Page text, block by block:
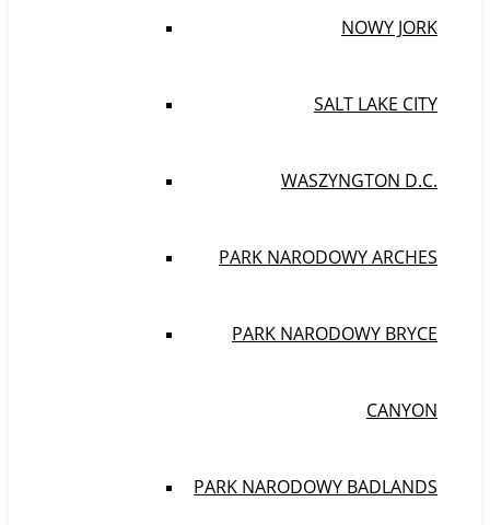
NOWY JORK
SALT LAKE CITY
WASZYNGTON D.C.
PARK NARODOWY ARCHES
PARK NARODOWY BRYCE
CANYON
PARK NARODOWY BADLANDS